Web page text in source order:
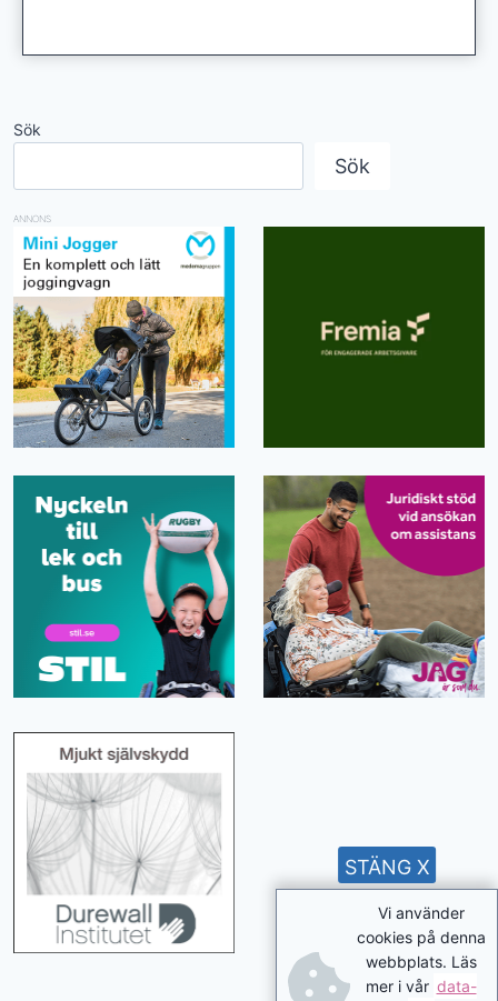
Sök
Sök
ANNONS
Vi använder
cookies på denna
webbplats. Läs
mer i vår data-
STÄNG X